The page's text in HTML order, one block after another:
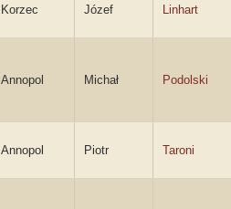
Korzec Józef Linhart
Annopol Michał Podolski
Annopol Piotr Taroni